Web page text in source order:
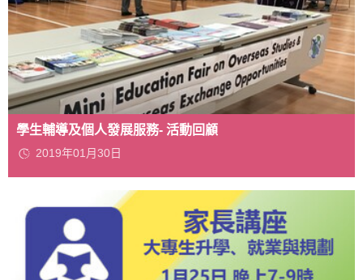
學生輔導及個人發展服務- 活動回顧
2019年01月30日